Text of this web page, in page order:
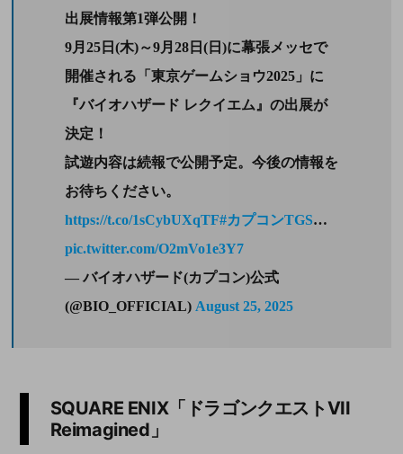
出展情報第1弾公開！
9月25日(木)～9月28日(日)に幕張メッセで
開催される「東京ゲームショウ2025」に
『バイオハザード レクイエム』の出展が
決定！
試遊内容は続報で公開予定。今後の情報を
お待ちください。
https://t.co/1sCybUXqTF#カプコンTGS…
pic.twitter.com/O2mVo1e3Y7
— バイオハザード(カプコン)公式
(@BIO_OFFICIAL) August 25, 2025
SQUARE ENIX「ドラゴンクエストVII
Reimagined」